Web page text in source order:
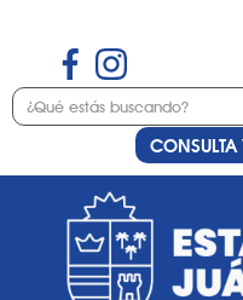
Etiqueta: